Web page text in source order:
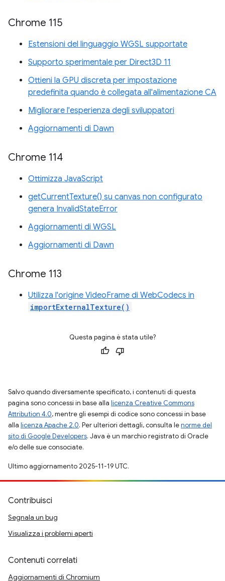
Chrome 115
Estensioni del linguaggio WGSL supportate
Supporto sperimentale per Direct3D 11
Ottieni la GPU discreta per impostazione
predefinita quando è collegata all'alimentazione CA
Migliorare l'esperienza degli sviluppatori
Aggiornamenti di Dawn
Chrome 114
Ottimizza JavaScript
getCurrentTexture() su canvas non configurato
genera InvalidStateError
Aggiornamenti di WGSL
Aggiornamenti di Dawn
Chrome 113
Utilizza l'origine VideoFrame di WebCodecs in
importExternalTexture()
Questa pagina è stata utile?
Salvo quando diversamente specificato, i contenuti di questa
pagina sono concessi in base alla licenza Creative Commons
Attribution 4.0, mentre gli esempi di codice sono concessi in base
alla licenza Apache 2.0. Per ulteriori dettagli, consulta lenorme del
sito di Google Developers. Java è un marchio registrato di Oracle
e/o delle sue consociate.
Ultimo aggiornamento 2025-11-19 UTC.
Contribuisci
Segnala un bug
Visualizza i problemi aperti
Contenuti correlati
Aggiornamenti di Chromium